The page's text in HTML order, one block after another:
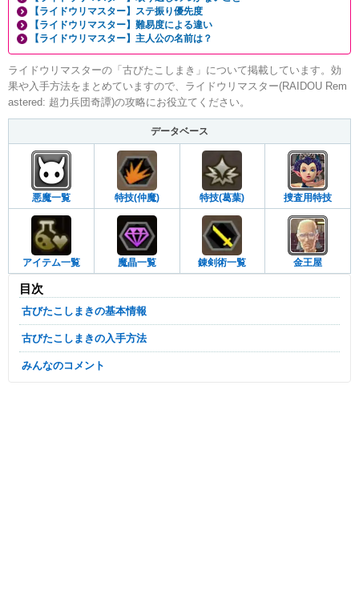
【ライドウリマスター】ステ振り優先度
【ライドウリマスター】難易度による違い
【ライドウリマスター】主人公の名前は？
ライドウリマスターの「古びたこしまき」について掲載しています。効
果や入手方法をまとめていますので、ライドウリマスター(RAIDOU Rem
astered: 超力兵団奇譚)の攻略にお役立てください。
データベース
悪魔一覧 特技(仲魔) 特技(葛葉) 捜査用特技
アイテム一覧 魔晶一覧 錬剣術一覧 金王屋
目次
古びたこしまきの基本情報
古びたこしまきの入手方法
みんなのコメント